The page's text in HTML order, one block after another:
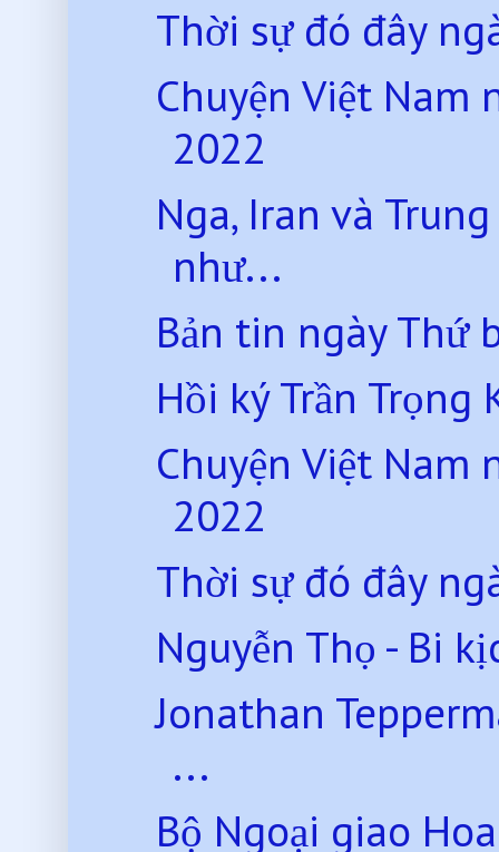
Thời sự đó đây
Chuyện Việt Nam
2022
Nga, Iran và
như...
Bản tin ngày Thứ
Hồi ký Trần
Chuyện Việt
2022
Thời sự đó đây
Nguyễn Thọ - Bi
Jonathan
...
Bộ Ngoại giao